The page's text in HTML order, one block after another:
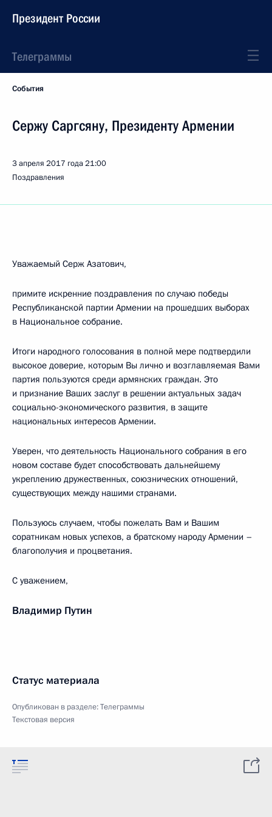
Президент России
Телеграммы
События
Сержу Саргсяну, Президенту Армении
3 апреля 2017 года21:00
Поздравления
Уважаемый Серж Азатович,
примите искренние поздравления по случаю победы
Республиканской партии Армении на прошедших выборах
в Национальное собрание.
Итоги народного голосования в полной мере подтвердили
высокое доверие, которым Вы лично и возглавляемая Вами
партия пользуются среди армянских граждан. Это
и признание Ваших заслуг в решении актуальных задач
социально-экономического развития, в защите
национальных интересов Армении.
Уверен, что деятельность Национального собрания в его
новом составе будет способствовать дальнейшему
укреплению дружественных, союзнических отношений,
существующих между нашими странами.
Пользуюсь случаем, чтобы пожелать Вам и Вашим
соратникам новых успехов, а братскому народу Армении –
благополучия и процветания.
С уважением,
Владимир Путин
Статус материала
Опубликован в разделе:Телеграммы
Текстовая версия